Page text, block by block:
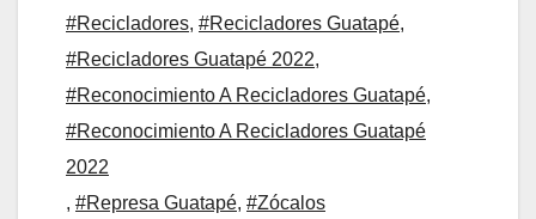
#Recicladores, #Recicladores Guatapé,
#Recicladores Guatapé 2022,
#Reconocimiento A Recicladores Guatapé,
#Reconocimiento A Recicladores Guatapé
2022
, #Represa Guatapé, #Zócalos